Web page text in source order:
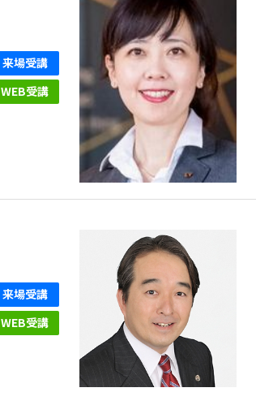
来場受講
WEB受講
来場受講
WEB受講